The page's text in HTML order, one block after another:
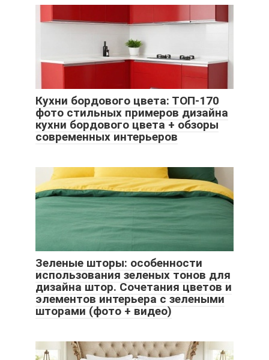
Кухни бордового цвета: ТОП-170
фото стильных примеров дизайна
кухни бордового цвета + обзоры
современных интерьеров
Зеленые шторы: особенности
использования зеленых тонов для
дизайна штор. Сочетания цветов и
элементов интерьера с зелеными
шторами (фото + видео)